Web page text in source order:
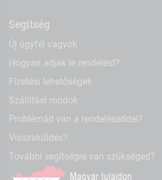
Segítség
Új ügyfél vagyok
Hogyan adjak le rendelést?
Fizetési lehetőségek
Szállítási módok
Problémád van a rendeléseddel?
Visszaküldés?
További segítségre van szükséged?